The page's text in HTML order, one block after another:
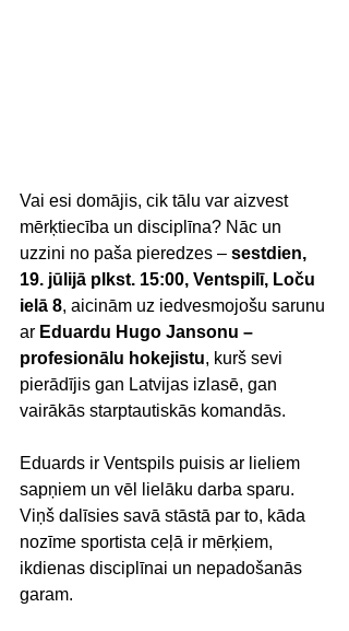
Vai esi domājis, cik tālu var aizvest
mērķtiecība un disciplīna? Nāc un
uzzini no paša pieredzes – sestdien,
19. jūlijā plkst. 15:00, Ventspilī, Loču
ielā 8, aicinām uz iedvesmojošu sarunu
ar Eduardu Hugo Jansonu –
profesionālu hokejistu, kurš sevi
pierādījis gan Latvijas izlasē, gan
vairākās starptautiskās komandās.
Eduards ir Ventspils puisis ar lieliem
sapņiem un vēl lielāku darba sparu.
Viņš dalīsies savā stāstā par to, kāda
nozīme sportista ceļā ir mērķiem,
ikdienas disciplīnai un nepadošanās
garam.